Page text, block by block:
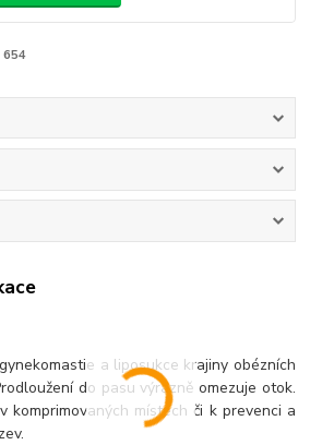
654
a liposukce krajiny obézních
do pasu výrazně omezuje otok.
komprimovaných místech či k prevenci a